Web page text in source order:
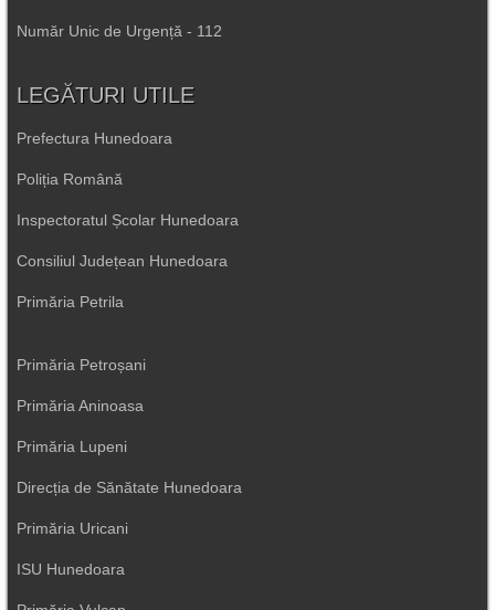
Număr Unic de Urgență - 112
LEGĂTURI UTILE
Prefectura Hunedoara
Poliția Română
Inspectoratul Școlar Hunedoara
Consiliul Județean Hunedoara
Primăria Petrila
Primăria Petroșani
Primăria Aninoasa
Primăria Lupeni
Direcția de Sănătate Hunedoara
Primăria Uricani
ISU Hunedoara